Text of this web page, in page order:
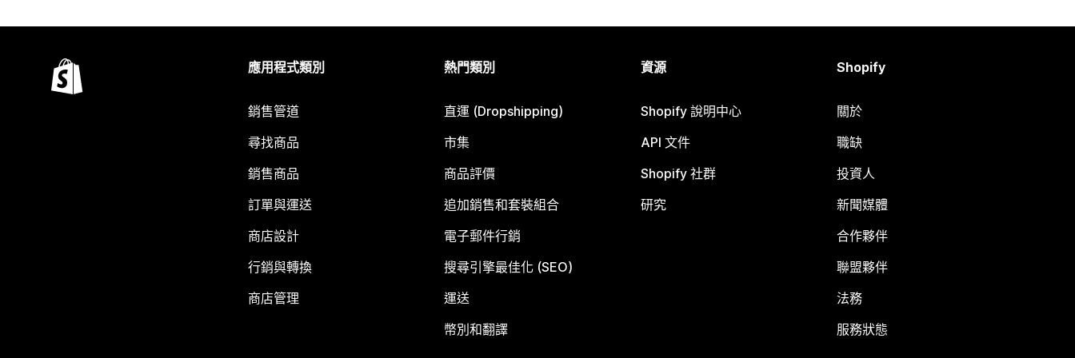
應用程式類別
銷售管道
尋找商品
銷售商品
訂單與運送
商店設計
行銷與轉換
商店管理
熱門類別
直運 (Dropshipping)
市集
商品評價
追加銷售和套裝組合
電子郵件行銷
搜尋引擎最佳化 (SEO)
運送
幣別和翻譯
資源
Shopify 說明中心
API 文件
Shopify 社群
研究
Shopify
關於
職缺
投資人
新聞媒體
合作夥伴
聯盟夥伴
法務
服務狀態